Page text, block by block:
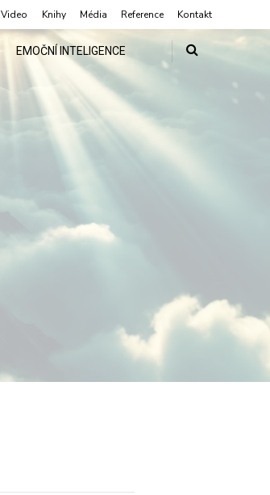
Video Knihy Média Reference Kontakt
EMOČNÍ INTELIGENCE